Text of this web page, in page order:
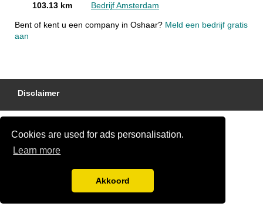
Cookies are used for ads personalisation.
Learn more
Akkoord
103.13 km Bedrijf Amsterdam
Bent of kent u een company in Oshaar? Meld een bedrijf gratis
aan
Disclaimer